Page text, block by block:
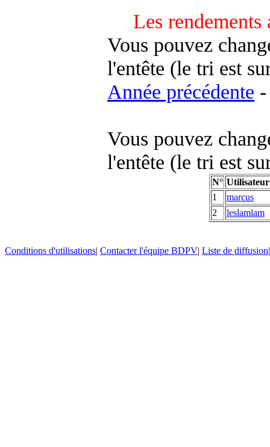
Les
Vous pouvez
l'entête (le tri est
Année précédente
Vous pouvez
l'entête (le tri est
N° Utilisateur
1
marcus
2
leslamlam
Conditions d'utilisations| Contacter l'équipe BDPV| Liste de diffusion